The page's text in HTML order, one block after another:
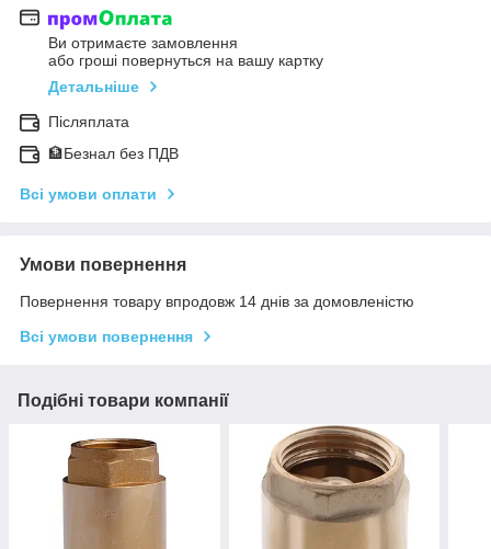
Ви отримаєте замовлення
або гроші повернуться на вашу картку
Детальніше
Післяплата
🏦Безнал без ПДВ
Всі умови оплати
Умови повернення
Повернення товару впродовж 14 днів за домовленістю
Всі умови повернення
Подібні товари компанії